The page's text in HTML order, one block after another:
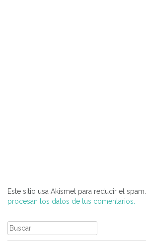
Este sitio usa Akismet para reducir el spam.
procesan los datos de tus comentarios.
Buscar: